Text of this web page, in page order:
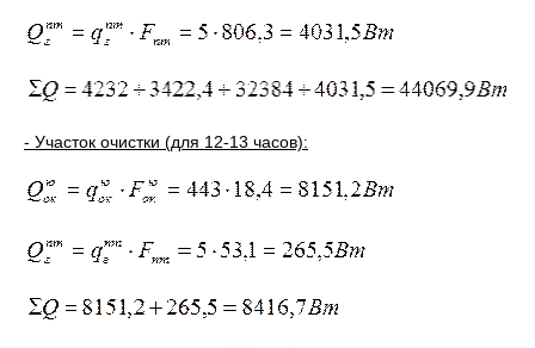
- Участок очистки (для 12-13 часов):